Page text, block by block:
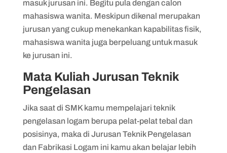
masuk jurusan ini. Begitu pula dengan calon
mahasiswa wanita. Meskipun dikenal merupakan
jurusan yang cukup menekankan kapabilitas fisik,
mahasiswa wanita juga berpeluang untuk masuk
ke jurusan ini.
Mata Kuliah Jurusan Teknik
Pengelasan
Jika saat di SMK kamu mempelajari teknik
pengelasan logam berupa pelat-pelat tebal dan
posisinya, maka di Jurusan Teknik Pengelasan
dan Fabrikasi Logam ini kamu akan belajar lebih